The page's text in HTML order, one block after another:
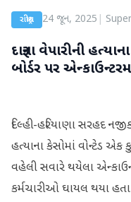
રાષ્ટ્રીય 24 જૂન, 2025
દારૂના વેપારીની
બોર્ડર પર
દિલ્હી-હરિયાણા સરહદ
હત્યાના કેસોમાં વોન્ટેડ એક
વહેલી સવારે થયેલા
કર્મચારીઓ ઘાયલ થયા